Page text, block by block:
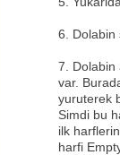
6. Dolabin
7. Dolabin
var.
yuruterek
Simdi bu
ilk
harfi